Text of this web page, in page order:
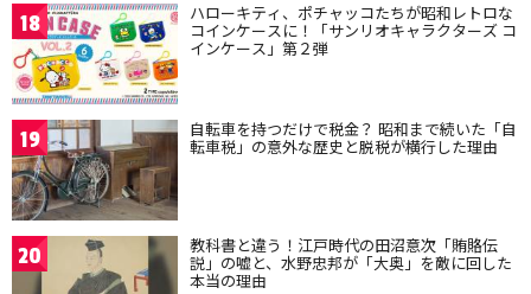
18 ハローキティ、ポチャッコたちが昭和レトロな
コインケースに！「サンリオキャラクターズ コ
インケース」第２弾
19 自転車を持つだけで税金？ 昭和まで続いた「自
転車税」の意外な歴史と脱税が横行した理由
20 教科書と違う！江戸時代の田沼意次「賄賂伝
説」の嘘と、水野忠邦が「大奥」を敵に回した
本当の理由